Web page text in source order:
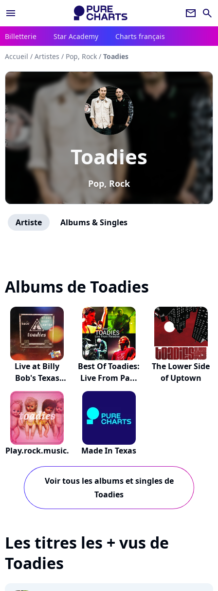
menu newsletter search
Billetterie Star Academy Charts français
Accueil / Artistes / Pop, Rock / Toadies
Toadies
Pop, Rock
Artiste Albums & Singles
Albums de Toadies
Live at Billy
Bob's Texas
(De...
Best Of Toadies:
Live From Pa...
The Lower Side
of Uptown
Play.rock.music. Made In Texas
Voir tous les albums et singles de
Toadies
Les titres les + vus de
Toadies